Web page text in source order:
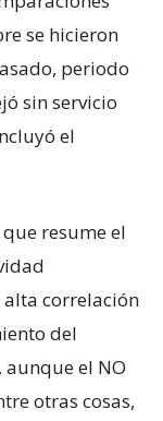
se hicieron
periodo
sin servicio
el
resume el
alta correlación
del
el NO
otras cosas,